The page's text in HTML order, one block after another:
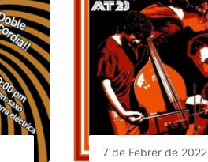
7 de Febrer de 2022